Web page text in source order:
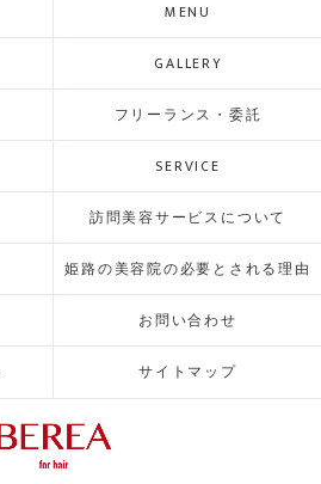
MENU
GALLERY
フリーランス・委託
SERVICE
訪問美容サービスについて
姫路の美容院の必要とされる理由
お問い合わせ
サイトマップ